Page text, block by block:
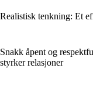
Realistisk tenkning: Et
Snakk åpent og
styrker relasjoner